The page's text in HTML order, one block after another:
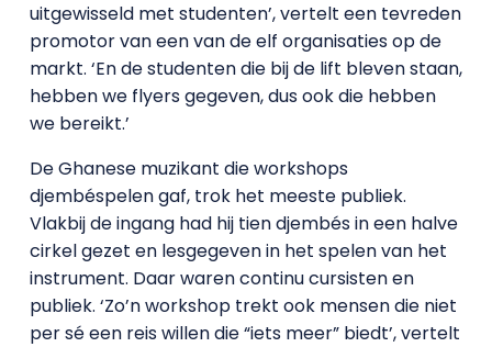
uitgewisseld met studenten’, vertelt een tevreden
promotor van een van de elf organisaties op de
markt. ‘En de studenten die bij de lift bleven staan,
hebben we flyers gegeven, dus ook die hebben
we bereikt.’
De Ghanese muzikant die workshops
djembéspelen gaf, trok het meeste publiek.
Vlakbij de ingang had hij tien djembés in een halve
cirkel gezet en lesgegeven in het spelen van het
instrument. Daar waren continu cursisten en
publiek. ‘Zo’n workshop trekt ook mensen die niet
per sé een reis willen die “iets meer” biedt’, vertelt